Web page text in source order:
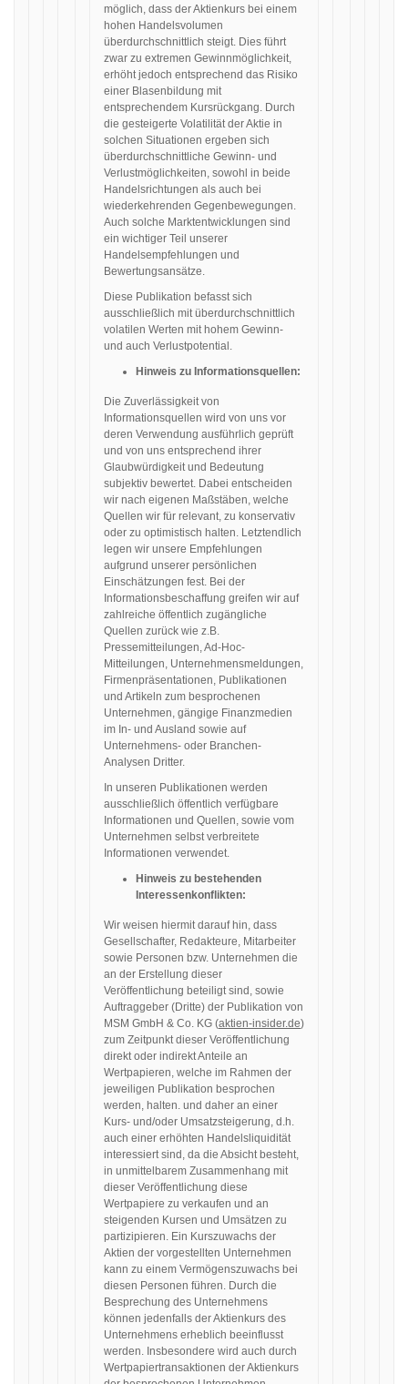
möglich, dass der Aktienkurs bei einem
hohen Handelsvolumen
überdurchschnittlich steigt. Dies führt
zwar zu extremen Gewinnmöglichkeit,
erhöht jedoch entsprechend das Risiko
einer Blasenbildung mit
entsprechendem Kursrückgang. Durch
die gesteigerte Volatilität der Aktie in
solchen Situationen ergeben sich
überdurchschnittliche Gewinn- und
Verlustmöglichkeiten, sowohl in beide
Handelsrichtungen als auch bei
wiederkehrenden Gegenbewegungen.
Auch solche Marktentwicklungen sind
ein wichtiger Teil unserer
Handelsempfehlungen und
Bewertungsansätze.
Diese Publikation befasst sich
ausschließlich mit überdurchschnittlich
volatilen Werten mit hohem Gewinn-
und auch Verlustpotential.
Hinweis zu Informationsquellen:
Die Zuverlässigkeit von
Informationsquellen wird von uns vor
deren Verwendung ausführlich geprüft
und von uns entsprechend ihrer
Glaubwürdigkeit und Bedeutung
subjektiv bewertet. Dabei entscheiden
wir nach eigenen Maßstäben, welche
Quellen wir für relevant, zu konservativ
oder zu optimistisch halten. Letztendlich
legen wir unsere Empfehlungen
aufgrund unserer persönlichen
Einschätzungen fest. Bei der
Informationsbeschaffung greifen wir auf
zahlreiche öffentlich zugängliche
Quellen zurück wie z.B.
Pressemitteilungen, Ad-Hoc-
Mitteilungen, Unternehmensmeldungen,
Firmenpräsentationen, Publikationen
und Artikeln zum besprochenen
Unternehmen, gängige Finanzmedien
im In- und Ausland sowie auf
Unternehmens- oder Branchen-
Analysen Dritter.
In unseren Publikationen werden
ausschließlich öffentlich verfügbare
Informationen und Quellen, sowie vom
Unternehmen selbst verbreitete
Informationen verwendet.
Hinweis zu bestehenden
Interessenkonflikten:
Wir weisen hiermit darauf hin, dass
Gesellschafter, Redakteure, Mitarbeiter
sowie Personen bzw. Unternehmen die
an der Erstellung dieser
Veröffentlichung beteiligt sind, sowie
Auftraggeber (Dritte) der Publikation von
MSM GmbH & Co. KG (aktien-insider.de)
zum Zeitpunkt dieser Veröffentlichung
direkt oder indirekt Anteile an
Wertpapieren, welche im Rahmen der
jeweiligen Publikation besprochen
werden, halten. und daher an einer
Kurs- und/oder Umsatzsteigerung, d.h.
auch einer erhöhten Handelsliquidität
interessiert sind, da die Absicht besteht,
in unmittelbarem Zusammenhang mit
dieser Veröffentlichung diese
Wertpapiere zu verkaufen und an
steigenden Kursen und Umsätzen zu
partizipieren. Ein Kurszuwachs der
Aktien der vorgestellten Unternehmen
kann zu einem Vermögenszuwachs bei
diesen Personen führen. Durch die
Besprechung des Unternehmens
können jedenfalls der Aktienkurs des
Unternehmens erheblich beeinflusst
werden. Insbesondere wird auch durch
Wertpapiertransaktionen der Aktienkurs